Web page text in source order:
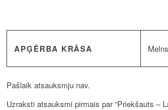
APĢĒRBA KRĀSA
Pašlaik atsauksmju nav.
Uzraksti atsauksmi pirmais par “Priekšauts –